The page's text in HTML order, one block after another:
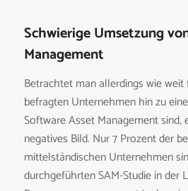
Schwierige Umsetzung
Management
Betrachtet man allerdings wie
befragten Unternehmen hin zu
Software Asset Management sind,
negatives Bild. Nur 7 Prozent der
mittelständischen Unternehmen
durchgeführten SAM-Studie in der